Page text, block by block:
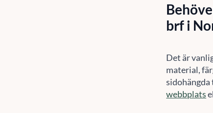
brf i
Det är
material,
webbplats